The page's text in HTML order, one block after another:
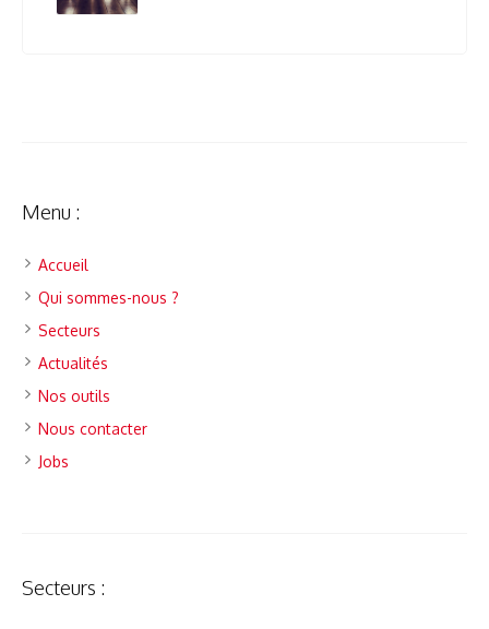
Menu :
Accueil
Qui sommes-nous ?
Secteurs
Actualités
Nos outils
Nous contacter
Jobs
Secteurs :